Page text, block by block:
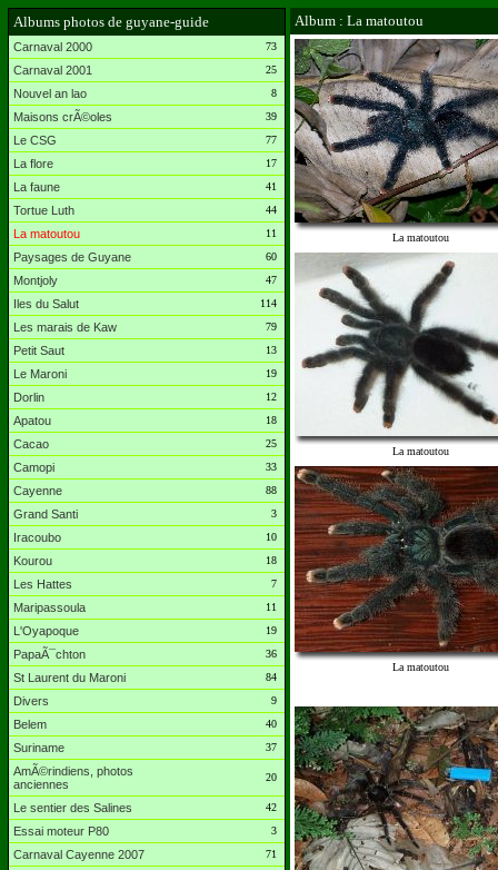
Albums photos de guyane-guide
Carnaval 2000 73
Carnaval 2001 25
Nouvel an lao 8
Maisons crÃ©oles 39
Le CSG 77
La flore 17
La faune 41
Tortue Luth 44
La matoutou 11
Paysages de Guyane 60
Montjoly 47
Iles du Salut 114
Les marais de Kaw 79
Petit Saut 13
Le Maroni 19
Dorlin 12
Apatou 18
Cacao 25
Camopi 33
Cayenne 88
Grand Santi 3
Iracoubo 10
Kourou 18
Les Hattes 7
Maripassoula 11
L'Oyapoque 19
PapaÃ¯chton 36
St Laurent du Maroni 84
Divers 9
Belem 40
Suriname 37
AmÃ©rindiens, photos
anciennes
20
Le sentier des Salines 42
Essai moteur P80 3
Carnaval Cayenne 2007 71
Album : La matoutou
La matoutou
La matoutou
La matoutou